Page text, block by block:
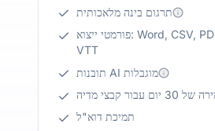
תרגום בינה מלאכותית
פורמטי ייצוא: Word, CSV, PDF, TXT, SRT,
VTT
תובנות AI מוגבלות
קבצי מדיה
תמיכת דוא"ל